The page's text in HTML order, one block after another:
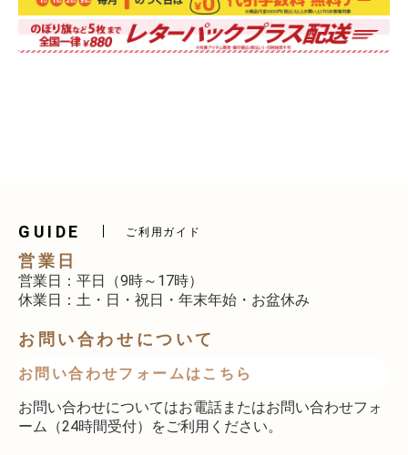
GUIDE ご利用ガイド
営業日
営業日：平日（9時～17時）
休業日：土・日・祝日・年末年始・お盆休み
お問い合わせについて
お問い合わせフォームはこちら
お問い合わせについてはお電話またはお問い合わせフォ
ーム（24時間受付）をご利用ください。